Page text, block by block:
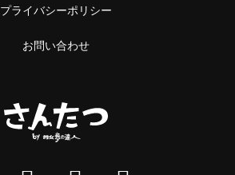
プライバシーポリシー
お問い合わせ